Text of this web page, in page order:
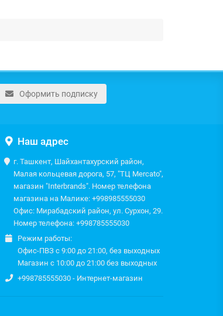
Оформить подписку
Наш адрес
г. Ташкент, Шайхантахурский район,
Малая кольцевая дорога, 57, "ТЦ Mercato",
магазин "Interbrands". Номер телефона
магазина на Малике: +998985555030
Офис: Мирабадский район, ул. Сурхон, 29.
Номер телефона: +998785555030
Режим работы:
Офис-ПВЗ с 9:00 до 21:00, без выходных
Магазин с 10:00 до 21:00 без выходных
+998785555030 - Интернет-магазин